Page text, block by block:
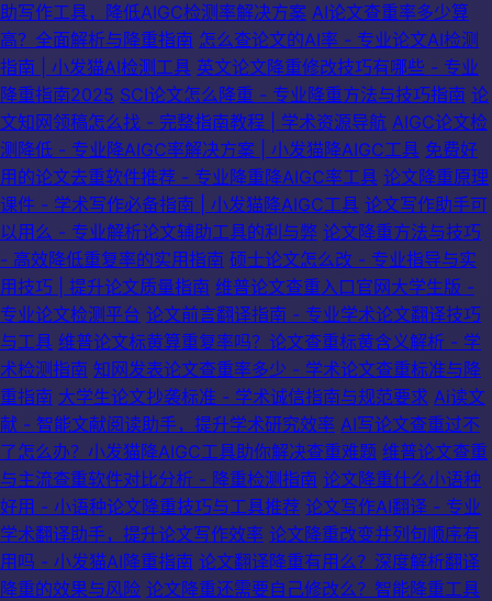
助写作工具，降低AIGC检测率解决方案 AI论文查重率多少算
高？全面解析与降重指南 怎么查论文的AI率 - 专业论文AI检测
指南 | 小发猫AI检测工具 英文论文降重修改技巧有哪些 - 专业
降重指南2025 SCI论文怎么降重 - 专业降重方法与技巧指南 论
文知网领稿怎么找 - 完整指南教程 | 学术资源导航 AIGC论文检
测降低 - 专业降AIGC率解决方案 | 小发猫降AIGC工具 免费好
用的论文去重软件推荐 - 专业降重降AIGC率工具 论文降重原理
课件 - 学术写作必备指南 | 小发猫降AIGC工具 论文写作助手可
以用么 - 专业解析论文辅助工具的利与弊 论文降重方法与技巧
- 高效降低重复率的实用指南 硕士论文怎么改 - 专业指导与实
用技巧 | 提升论文质量指南 维普论文查重入口官网大学生版 -
专业论文检测平台 论文前言翻译指南 - 专业学术论文翻译技巧
与工具 维普论文标黄算重复率吗？论文查重标黄含义解析 - 学
术检测指南 知网发表论文查重率多少 - 学术论文查重标准与降
重指南 大学生论文抄袭标准 - 学术诚信指南与规范要求 Ai读文
献 - 智能文献阅读助手，提升学术研究效率 AI写论文查重过不
了怎么办？小发猫降AIGC工具助你解决查重难题 维普论文查重
与主流查重软件对比分析 - 降重检测指南 论文降重什么小语种
好用 - 小语种论文降重技巧与工具推荐 论文写作AI翻译 - 专业
学术翻译助手，提升论文写作效率 论文降重改变并列句顺序有
用吗 - 小发猫AI降重指南 论文翻译降重有用么？深度解析翻译
降重的效果与风险 论文降重还需要自己修改么？智能降重工具